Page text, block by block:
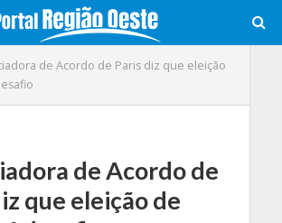
de Acordo de Paris diz que eleição
de Acordo de
que eleição de